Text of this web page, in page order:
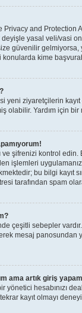
Privacy and Protection
yasal veli/vasi
güvenilir
kime
ziyaretçilerin kayıt
olabilir. Yardım için
ve şifrenizi kontrol
işlemleri
bu bilgi
tarafından spam
çeşitli sebepler
mesaj panosundan
ama artık giriş
yönetici hesabınızı
kayıt olmayı